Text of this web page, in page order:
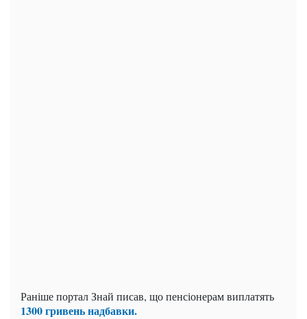
Раніше портал Знай писав, що пенсіонерам виплатять
1300 гривень надбавки.